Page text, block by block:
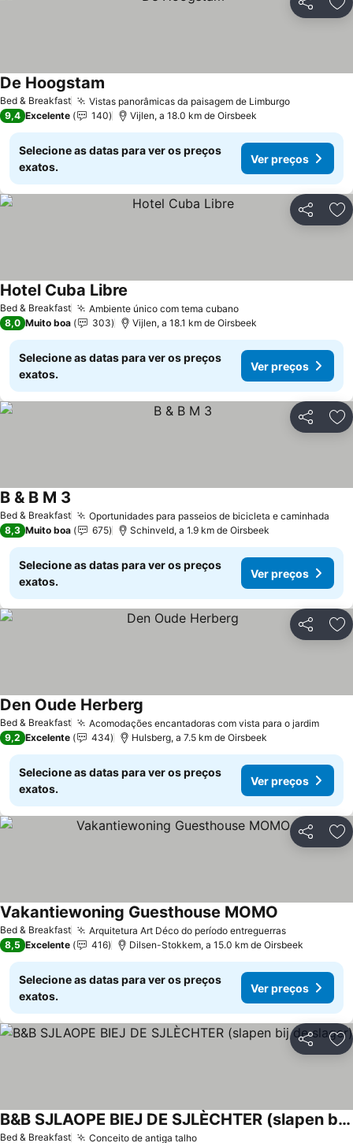
Partilhar
Bed & Breakfast Vistas panorâmicas da paisagem de Limburgo
De Hoogstam
9,4 Excelente 140 Vijlen, a 18.0 km de Oirsbeek
Selecione as datas para ver os preços
exatos.
Ver preços
Partilhar
Bed & Breakfast Ambiente único com tema cubano
Hotel Cuba Libre
8,0 Muito boa 303 Vijlen, a 18.1 km de Oirsbeek
Selecione as datas para ver os preços
exatos.
Ver preços
Partilhar
Bed & Breakfast Oportunidades para passeios de bicicleta e caminhada
B & B M 3
8,3 Muito boa 675 Schinveld, a 1.9 km de Oirsbeek
Selecione as datas para ver os preços
exatos.
Ver preços
Partilhar
Bed & Breakfast Acomodações encantadoras com vista para o jardim
Den Oude Herberg
9,2 Excelente 434 Hulsberg, a 7.5 km de Oirsbeek
Selecione as datas para ver os preços
exatos.
Ver preços
Partilhar
Bed & Breakfast Arquitetura Art Déco do período entreguerras
Vakantiewoning Guesthouse MOMO
8,5 Excelente 416 Dilsen-Stokkem, a 15.0 km de Oirsbeek
Selecione as datas para ver os preços
exatos.
Ver preços
Partilhar
Bed & Breakfast Conceito de antiga talho
B&B SJLAOPE BIEJ DE SJLÈCHTER (slapen bij de slager)